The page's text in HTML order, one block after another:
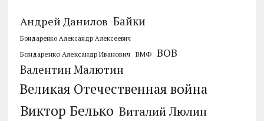
Андрей Данилов Байки
Бондаренко Александр Алексеевич
Бондаренко Александр Иванович ВМФ ВОВ
Валентин Малютин
Великая Отечественная война
Виктор Белько Виталий Люлин